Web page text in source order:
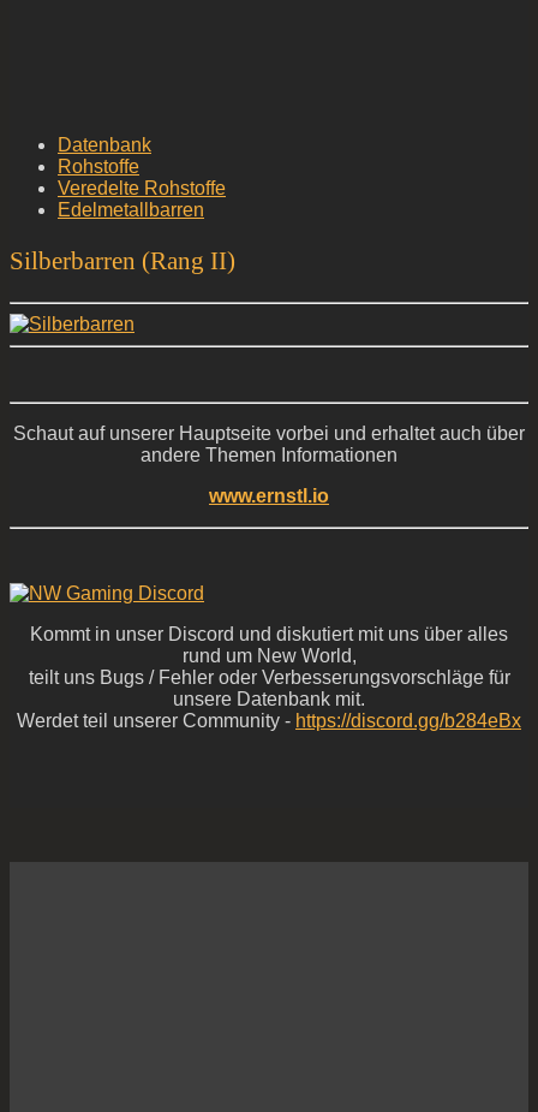
Datenbank
Rohstoffe
Veredelte Rohstoffe
Edelmetallbarren
Silberbarren (Rang II)
Schaut auf unserer Hauptseite vorbei und erhaltet auch über
andere Themen Informationen
www.ernstl.io
Kommt in unser Discord und diskutiert mit uns über alles
rund um New World,
teilt uns Bugs / Fehler oder Verbesserungsvorschläge für
unsere Datenbank mit.
Werdet teil unserer Community - https://discord.gg/b284eBx